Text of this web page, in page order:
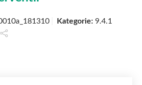
Kategorie: 9.4.1